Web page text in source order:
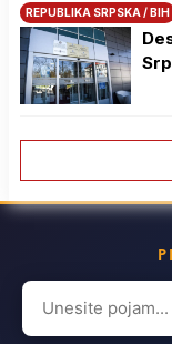
REPUBLIKA SRPSKA / BIH
Search
for: